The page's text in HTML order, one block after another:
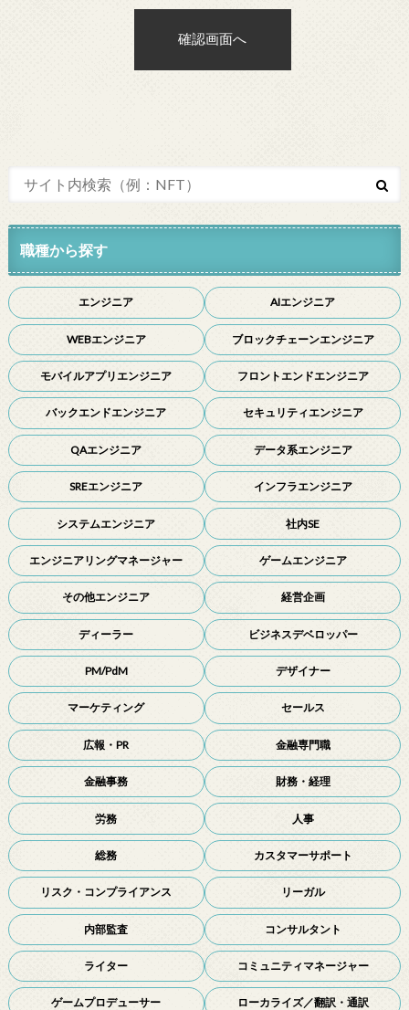
職種から探す
エンジニア AIエンジニア
WEBエンジニア ブロックチェーンエンジニア
モバイルアプリエンジニア フロントエンドエンジニア
バックエンドエンジニア セキュリティエンジニア
QAエンジニア データ系エンジニア
SREエンジニア インフラエンジニア
システムエンジニア 社内SE
エンジニアリングマネージャー ゲームエンジニア
その他エンジニア 経営企画
ディーラー ビジネスデベロッパー
PM/PdM デザイナー
マーケティング セールス
広報・PR 金融専門職
金融事務 財務・経理
労務 人事
総務 カスタマーサポート
リスク・コンプライアンス リーガル
内部監査 コンサルタント
ライター コミュニティマネージャー
ゲームプロデューサー ローカライズ／翻訳・通訳